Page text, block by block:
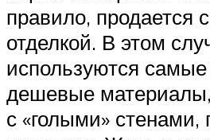
правило, продается
отделкой. В этом
используются
дешевые
с «голыми» стенами,